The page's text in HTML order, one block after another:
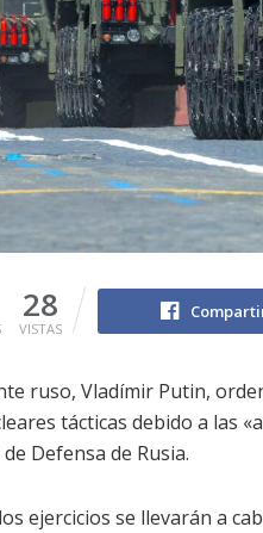
28
VISTAS
ruso, Vladímir Putin,
tácticas debido a las
Defensa de Rusia.
ejercicios se llevarán a